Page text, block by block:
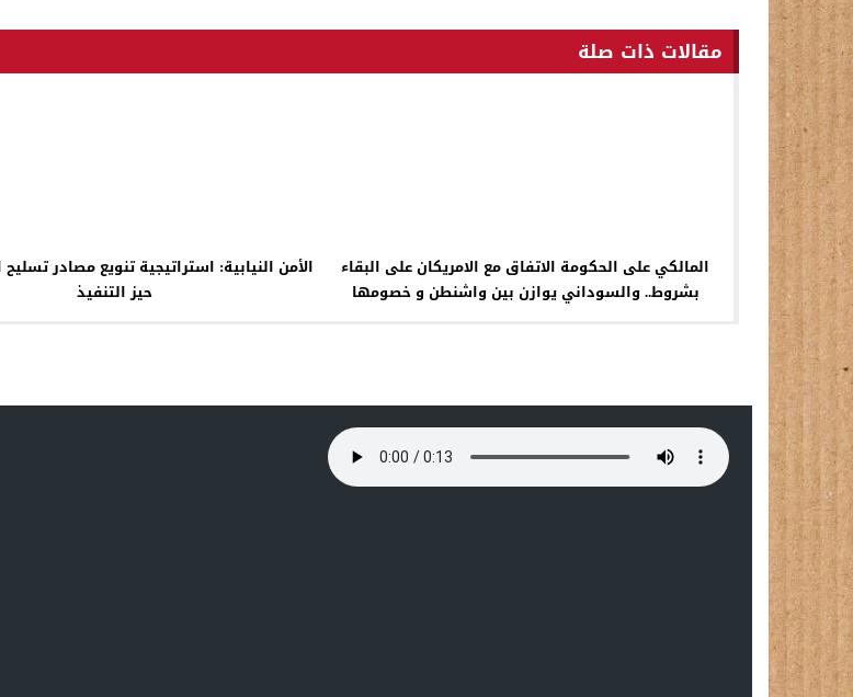
مقالات ذات صلة
المالكي على الحكومة الاتفاق مع الامريكان على البقاء
بشروط.. والسوداني يوازن بين واشنطن و خصومها
الأمن النيابية: استراتيجية تنويع مصادر
حيز التنفيذ